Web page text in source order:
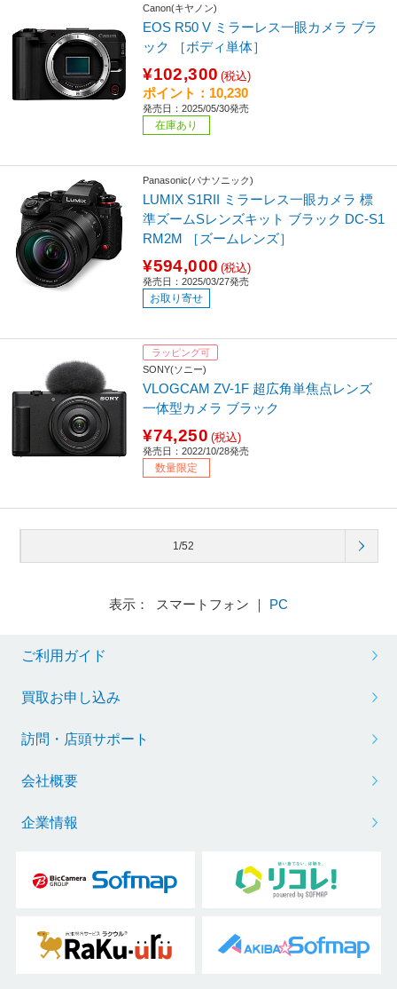
Canon(キヤノン)
EOS R50 V ミラーレス一眼カメラ ブラ
ック ［ボディ単体］
¥102,300 (税込)
ポイント：10,230
発売日：2025/05/30発売
在庫あり
Panasonic(パナソニック)
LUMIX S1RII ミラーレス一眼カメラ 標
準ズームSレンズキット ブラック DC-S1
RM2M ［ズームレンズ］
¥594,000 (税込)
発売日：2025/03/27発売
お取り寄せ
ラッピング可
SONY(ソニー)
VLOGCAM ZV-1F 超広角単焦点レンズ
一体型カメラ ブラック
¥74,250 (税込)
発売日：2022/10/28発売
数量限定
1/52
表示： スマートフォン ｜ PC
ご利用ガイド
買取お申し込み
訪問・店頭サポート
会社概要
企業情報